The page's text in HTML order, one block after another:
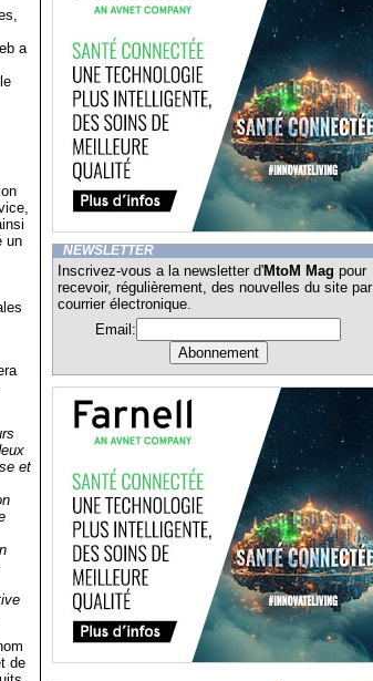
a
un
et
de
NEWSLETTER
Inscrivez-vous a la newsletter d'MtoM Mag pour
recevoir, régulièrement, des nouvelles du site par
courrier électronique.
Email: